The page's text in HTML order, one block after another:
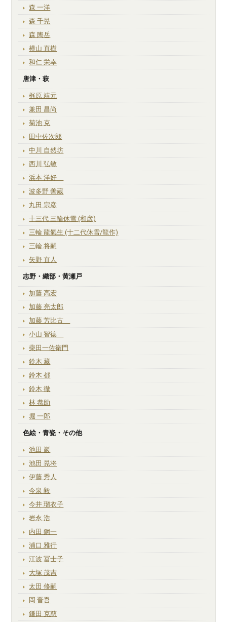
森 一洋
森 千晃
森 陶岳
横山 直樹
和仁 栄幸
唐津・萩
梶原 靖元
兼田 昌尚
菊池 克
田中佐次郎
中川 自然坊
西川 弘敏
浜本 洋好
波多野 善蔵
丸田 宗彦
十三代 三輪休雪 (和彦)
三輪 龍氣生 (十二代休雪/龍作)
三輪 将嗣
矢野 直人
志野・織部・黄瀬戸
加藤 高宏
加藤 亮太郎
加藤 芳比古
小山 智徳
柴田一佐衛門
鈴木 藏
鈴木 都
鈴木 徹
林 恭助
堀 一郎
色絵・青瓷・その他
池田 巖
池田 晃将
伊藤 秀人
今泉 毅
今井 瑠衣子
岩永 浩
内田 鋼一
浦口 雅行
江波 冨士子
大塚 茂吉
太田 修嗣
岡 晋吾
鎌田 克慈